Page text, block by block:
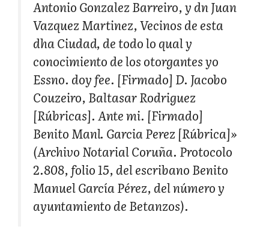
Antonio Gonzalez Barreiro, y dn Juan
Vazquez Martinez, Vecinos de esta
dha Ciudad, de todo lo qual y
conocimiento de los otorgantes yo
Essno. doy fee. [Firmado] D. Jacobo
Couzeiro, Baltasar Rodriguez
[Rúbricas]. Ante mi. [Firmado]
Benito Manl. Garcia Perez [Rúbrica]»
(Archivo Notarial Coruña. Protocolo
2.808, folio 15, del escribano Benito
Manuel García Pérez, del número y
ayuntamiento de Betanzos).